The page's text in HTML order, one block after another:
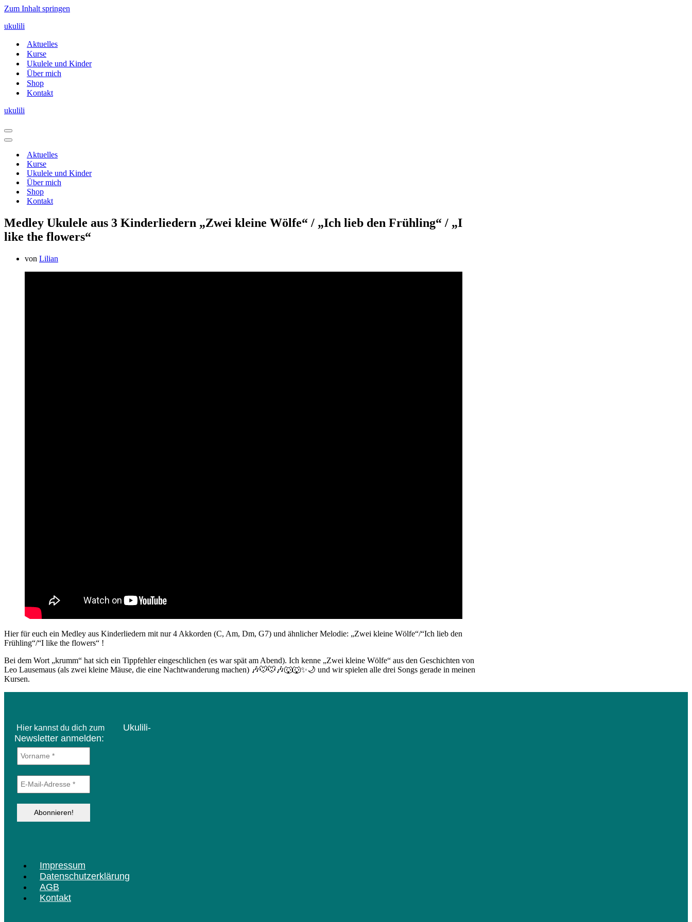
Zum Inhalt springen
ukulili
Aktuelles
Kurse
Ukulele und Kinder
Über mich
Shop
Kontakt
ukulili
Navigationsmenü
Navigationsmenü
Aktuelles
Kurse
Ukulele und Kinder
Über mich
Shop
Kontakt
Medley Ukulele aus 3 Kinderliedern „Zwei kleine Wölfe“ / „Ich lieb den Frühling“ / „I
like the flowers“
von Lilian
Hier für euch ein Medley aus Kinderliedern mit nur 4 Akkorden (C, Am, Dm, G7) und ähnlicher Melodie: „Zwei kleine Wölfe“/“Ich lieb den
Frühling“/“I like the flowers“ !
Bei dem Wort „krumm“ hat sich ein Tippfehler eingeschlichen (es war spät am Abend). Ich kenne „Zwei kleine Wölfe“ aus den Geschichten von
Leo Lausemaus (als zwei kleine Mäuse, die eine Nachtwanderung machen) 🎶🐭🐭🎶🐺🐺✨🌙 und wir spielen alle drei Songs gerade in meinen
Kursen.
Hier kannst du dich zum Ukulili-
Newsletter anmelden:
Menü
Impressum
Datenschutzerklärung
AGB
Kontakt